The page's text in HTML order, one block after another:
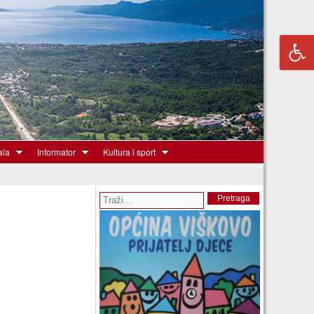
Informator Kultura i sport
Obrazac pretrage Pretraga